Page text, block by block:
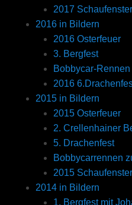
2017 Schaufenster
2016 in Bildern
2016 Osterfeuer
3. Bergfest
Bobbycar-
2016
2015 in Bildern
2015 Osterfeuer
2. Crellenhainer
5. Drachenfest
Bobbycarrennen
2015 Schaufenster
2014 in Bildern
1. Bergfest mit